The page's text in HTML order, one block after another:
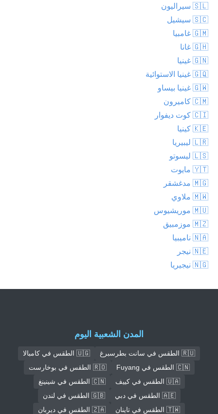
🇸🇱 سيراليون
🇸🇨 سيشيل
🇬🇲 غامبيا
🇬🇭 غانا
🇬🇳 غينيا
🇬🇶 غينيا الاستوائية
🇬🇼 غينيا بيساو
🇨🇲 كاميرون
🇨🇮 كوت ديفوار
🇰🇪 كينيا
🇱🇷 ليبيريا
🇱🇸 ليسوتو
🇾🇹 مايوت
🇲🇬 مدغشقر
🇲🇼 ملاوي
🇲🇺 موريشيوس
🇲🇿 موزمبيق
🇳🇦 ناميبيا
🇳🇪 نيجر
🇳🇬 نيجيريا
المدن الشعبية اليوم
🇷🇺 الطقس في سانت بطرسبرغ
🇺🇬 الطقس في كامبالا
🇨🇳 الطقس في Fuyang
🇷🇴 الطقس في بوخارست
🇺🇦 الطقس في كييف
🇨🇳 الطقس في شينينغ
🇦🇪 الطقس في دبي
🇬🇧 الطقس في لندن
🇹🇼 الطقس في تاينان
🇿🇦 الطقس في ديربان